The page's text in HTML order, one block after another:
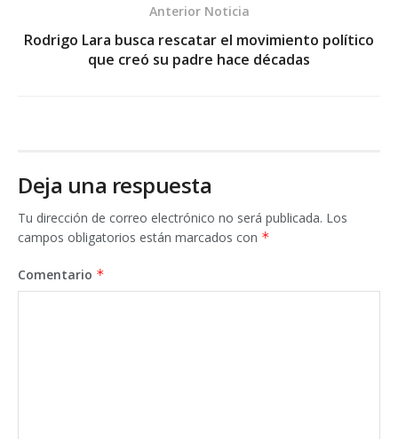
Anterior Noticia
Rodrigo Lara busca rescatar el movimiento político
que creó su padre hace décadas
Deja una respuesta
Tu dirección de correo electrónico no será publicada. Los
campos obligatorios están marcados con *
Comentario *